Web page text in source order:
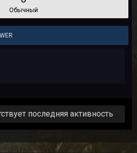
Обычный
последняя активность